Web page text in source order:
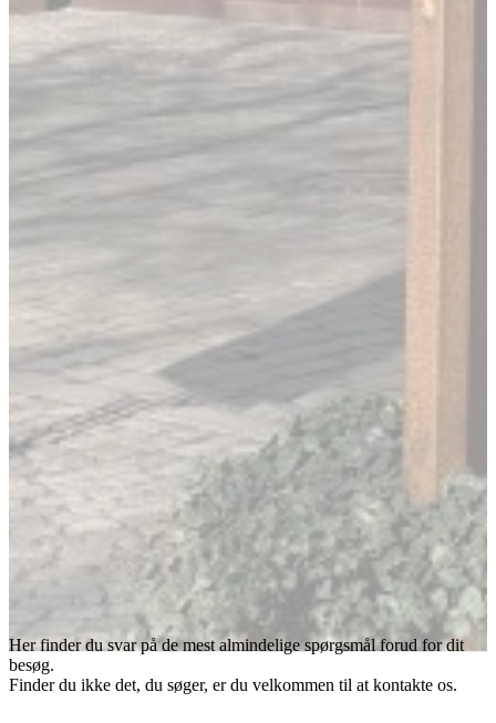
Her finder du svar på de mest almindelige spørgsmål forud for dit
besøg.
Finder du ikke det, du søger, er du velkommen til at kontakte os.